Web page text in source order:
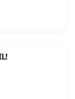
vida, impondo-
e futuras